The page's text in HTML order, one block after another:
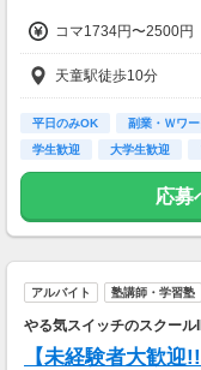
コマ1734円〜2500円
天童駅徒歩10分
平日のみOK 副業・Ｗワ
学生歓迎
大学生歓迎
応募
アルバイト 塾講師・学習塾
やる気スイッチのスクール
【未経験者大歓